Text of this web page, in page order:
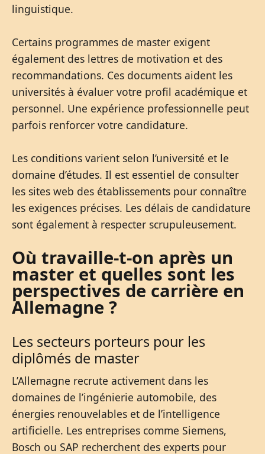
linguistique.
Certains programmes de master exigent
également des lettres de motivation et des
recommandations. Ces documents aident les
universités à évaluer votre profil académique et
personnel. Une expérience professionnelle peut
parfois renforcer votre candidature.
Les conditions varient selon l’université et le
domaine d’études. Il est essentiel de consulter
les sites web des établissements pour connaître
les exigences précises. Les délais de candidature
sont également à respecter scrupuleusement.
Où travaille-t-on après un
master et quelles sont les
perspectives de carrière en
Allemagne ?
Les secteurs porteurs pour les
diplômés de master
L’Allemagne recrute activement dans les
domaines de l’ingénierie automobile, des
énergies renouvelables et de l’intelligence
artificielle. Les entreprises comme Siemens,
Bosch ou SAP recherchent des experts pour